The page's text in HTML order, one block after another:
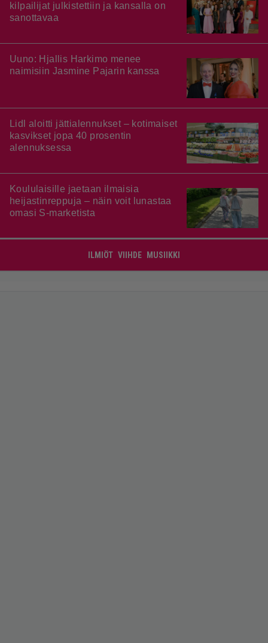
kilpailijat julkistettiin ja kansalla on
sanottavaa
Uuno: Hjallis Harkimo menee
naimisiin Jasmine Pajarin kanssa
Lidl aloitti jättialennukset – kotimaiset
kasvikset jopa 40 prosentin
alennuksessa
Koululaisille jaetaan ilmaisia
heijastinreppuja – näin voit lunastaa
omasi S-marketista
ILMIÖT VIIHDE MUSIIKKI